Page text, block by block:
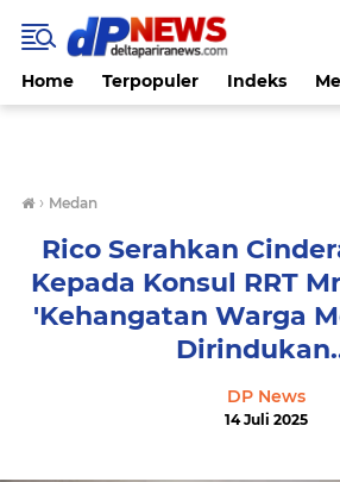
Home Terpopuler Indeks
› Medan
Rico Serahkan
Kepada Konsul RRT
'Kehangatan Warga
DP News
14 Juli 2025